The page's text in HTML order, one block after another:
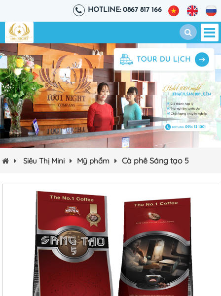
HOTLINE: 0867 817 166
Siêu Thị Mini Mỹ phẩm Cà phê Sáng tạo 5